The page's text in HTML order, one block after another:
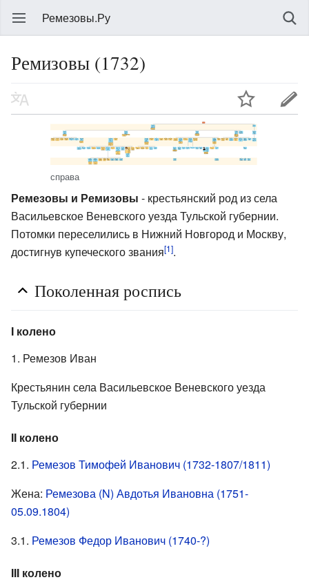
Ремезовы.Ру
Ремизовы (1732)
справа
Ремезовы и Ремизовы - крестьянский род из села
Васильевское Веневского уезда Тульской губернии.
Потомки переселились в Нижний Новгород и Москву,
достигнув купеческого звания[1].
Поколенная роспись
I колено
1. Ремезов Иван
Крестьянин села Васильевское Веневского уезда
Тульской губернии
II колено
2.1. Ремезов Тимофей Иванович (1732-1807/1811)
Жена: Ремезова (N) Авдотья Ивановна (1751-
05.09.1804)
3.1. Ремезов Федор Иванович (1740-?)
III колено